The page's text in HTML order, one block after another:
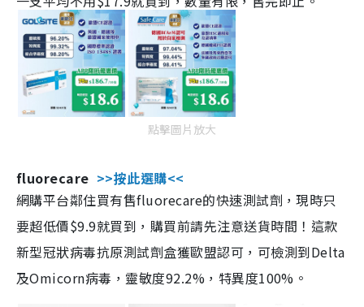
點擊圖片放大
fluorecare >>按此選購<<
網購平台鄰住買有售fluorecare的快速測試劑，現時只
要超低價$9.9就買到，購買前請先注意送貨時間！這款
新型冠狀病毒抗原測試劑盒獲歐盟認可，可檢測到Delta
及Omicorn病毒，靈敏度92.2%，特異度100%。